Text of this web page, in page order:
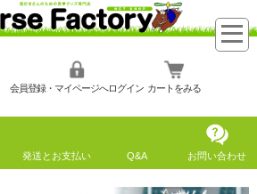
会員登録・マイページへログイン カートをみる
発送とお支払い Q&A お問い合わせ